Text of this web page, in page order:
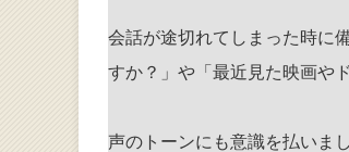
会話が途切れてしまった時に
すか？」や「最近見た映画や
声のトーンにも意識を払いまし